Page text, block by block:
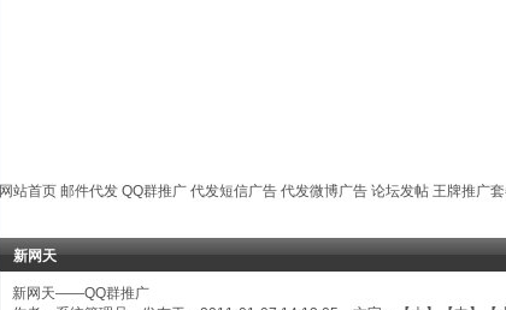
网站首页 邮件代发 QQ群推广 代发短信广告 代发微博广告 论坛发帖 王牌推广
新网天
新网天——QQ群推广